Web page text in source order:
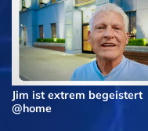
Jim ist extrem begeistert
@home